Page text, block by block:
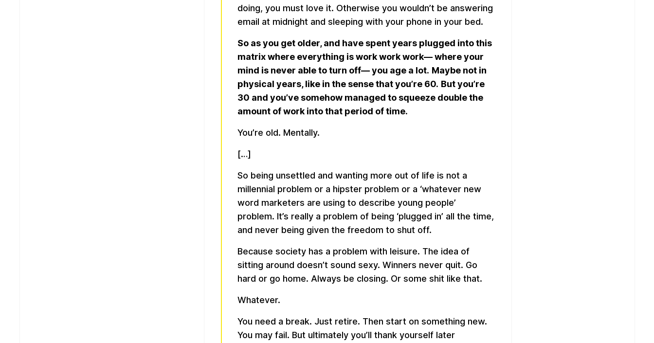
doing, you must love it. Otherwise you wouldn’t be answering
email at midnight and sleeping with your phone in your bed.
So as you get older, and have spent years plugged into this
matrix where everything is work work work— where your
mind is never able to turn off— you age a lot. Maybe not in
physical years, like in the sense that you’re 60. But you’re
30 and you’ve somehow managed to squeeze double the
amount of work into that period of time.
You’re old. Mentally.
[…]
So being unsettled and wanting more out of life is not a
millennial problem or a hipster problem or a ‘whatever new
word marketers are using to describe young people’
problem. It’s really a problem of being ‘plugged in’ all the time,
and never being given the freedom to shut off.
Because society has a problem with leisure. The idea of
sitting around doesn’t sound sexy. Winners never quit. Go
hard or go home. Always be closing. Or some shit like that.
Whatever.
You need a break. Just retire. Then start on something new.
You may fail. But ultimately you’ll thank yourself later